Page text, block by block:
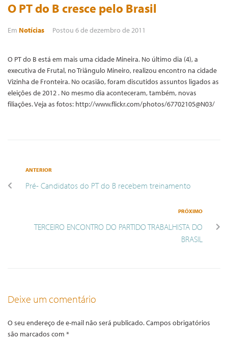
O PT do B cresce pelo Brasil
Em Notícias Postou 6 de dezembro de 2011
O PT do B está em mais uma cidade Mineira. No último dia (4), a
executiva de Frutal, no Triângulo Mineiro, realizou encontro na cidade
Vizinha de Fronteira. No ocasião, foram discutidos assuntos ligados as
eleições de 2012 . No mesmo dia aconteceram, também, novas
filiações. Veja as fotos: http://www.flickr.com/photos/67702105@N03/
ANTERIOR
Pré- Candidatos do PT do B recebem treinamento
PRÓXIMO
TERCEIRO ENCONTRO DO PARTIDO TRABALHISTA DO
BRASIL
Deixe um comentário
O seu endereço de e-mail não será publicado.Campos obrigatórios
são marcados com *